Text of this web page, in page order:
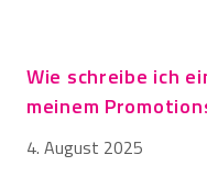
Wie schreibe ich
meinem
4. August 2025